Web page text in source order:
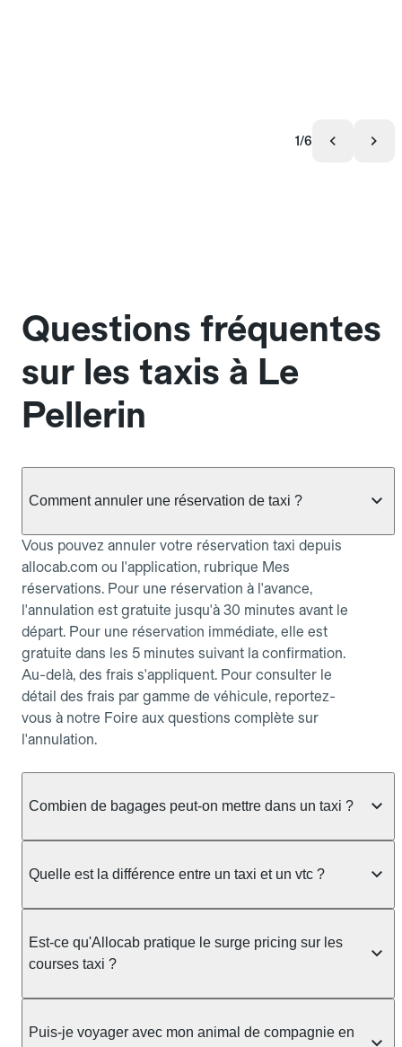
1/6
Questions fréquentes
sur les taxis à Le
Pellerin
Comment annuler une réservation de taxi ?
Vous pouvez annuler votre réservation taxi depuis
allocab.com ou l'application, rubrique Mes
réservations. Pour une réservation à l'avance,
l'annulation est gratuite jusqu'à 30 minutes avant le
départ. Pour une réservation immédiate, elle est
gratuite dans les 5 minutes suivant la confirmation.
Au-delà, des frais s'appliquent. Pour consulter le
détail des frais par gamme de véhicule, reportez-
vous à notre Foire aux questions complète sur
l'annulation.
Combien de bagages peut-on mettre dans un taxi ?
taxi berline accueille en général jusqu'à 3 bagages
ou nombreux, précisez-le dans le champ "Message
au chauffeur" lors de la réservation. Le prix n'est
pas impacté par le nombre de bagages.
Quelle est la différence entre un taxi et un vtc ?
prendre en charge directement dans la rue, à une
station ou sur réservation, avec un tarif au
réservation et propose un prix fixe annoncé à
l'avance. Chez Allocab, réservez facilement votre
Est-ce qu'Allocab pratique le surge pricing sur les
courses taxi ?
réglementation préfectorale et suit un barème
Puis-je voyager avec mon animal de compagnie en